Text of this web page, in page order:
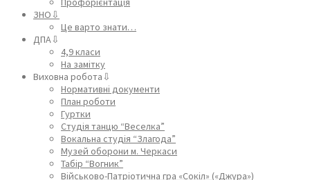
ЗНО⇩
Це варто знати…
ДПА⇩
4,9 класи
На замітку
Виховна робота⇩
Нормативні документи
План роботи
Гуртки
Студія танцю “Веселка”
Вокальна студія “Злагода”
Музей оборони м. Черкаси
Табір “Вогник”
Військово-Патріотична гра «Сокіл» («Джура»)